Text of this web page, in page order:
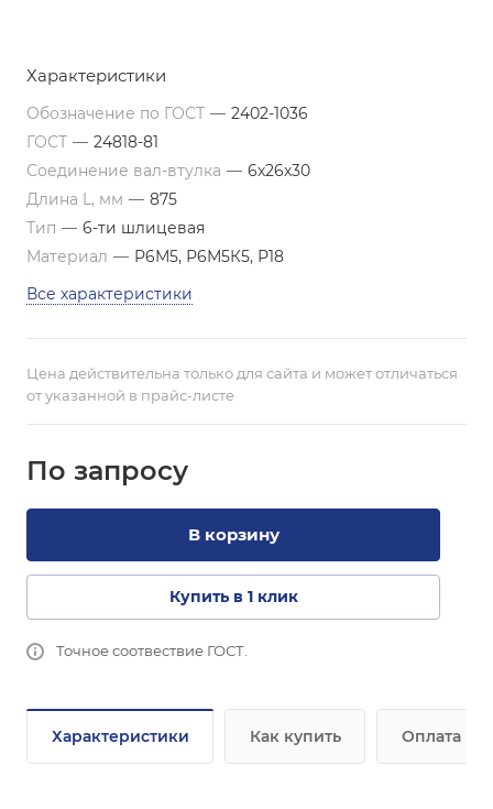
Характеристики
Обозначение по ГОСТ — 2402-1036
ГОСТ — 24818-81
Соединение вал-втулка — 6х26х30
Длина L, мм — 875
Тип — 6-ти шлицевая
Материал — Р6М5, Р6М5К5, Р18
Все характеристики
Цена действительна только для сайта и может отличаться
от указанной в прайс-листе
По запросу
В корзину
Купить в 1 клик
Точное соотвествие ГОСТ.
Характеристики Как купить Оплата